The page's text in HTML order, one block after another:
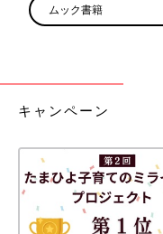
ムック書籍
キャンペーン